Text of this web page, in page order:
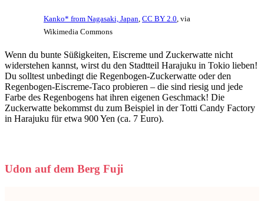
Kanko* from Nagasaki, Japan CC BY 2.0 , via
Wikimedia Commons
Wenn du bunte Süßigkeiten, Eiscreme und Zuckerwatte nicht
widerstehen kannst, wirst du den Stadtteil Harajuku in Tokio lieben!
Du solltest unbedingt die Regenbogen-Zuckerwatte oder den
Regenbogen-Eiscreme-Taco probieren – die sind riesig und jede
Farbe des Regenbogens hat ihren eigenen Geschmack! Die
Zuckerwatte bekommst du zum Beispiel in der Totti Candy Factory
in Harajuku für etwa 900 Yen (ca. 7 Euro).
Udon auf dem Berg Fuji